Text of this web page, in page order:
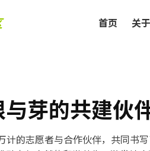
首页 关
芽的共建伙
的志愿者与合作伙伴，共同书